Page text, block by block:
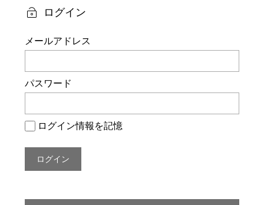
ー
シ
ョ
ン
ログイン
メールアドレス
パスワード
ログイン情報を記憶